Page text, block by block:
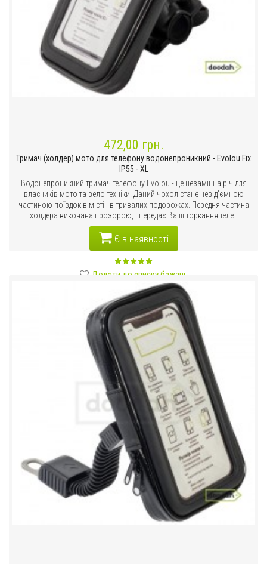
472,00 грн.
Тримач (холдер) мото для телефону водонепроникний - Evolou Fix
IP55 - XL
Водонепроникний тримач телефону Evolou - це незамінна річ для
власників мото та вело техніки. Даний чохол стане невід'ємною
частиною поїздок в місті і в тривалих подорожах. Передня частина
холдера виконана прозорою, і передає Ваші торкання теле..
Є в наявності
Додати до списку бажань
Порівняти цей товар